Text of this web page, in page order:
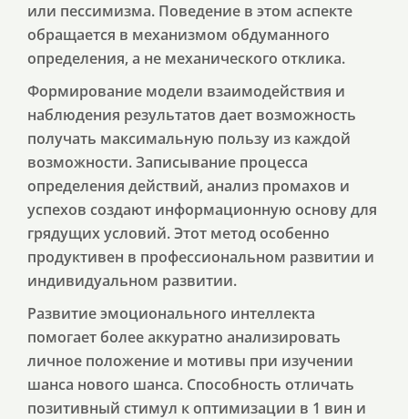
или пессимизма. Поведение в этом аспекте
обращается в механизмом обдуманного
определения, а не механического отклика.
Формирование модели взаимодействия и
наблюдения результатов дает возможность
получать максимальную пользу из каждой
возможности. Записывание процесса
определения действий, анализ промахов и
успехов создают информационную основу для
грядущих условий. Этот метод особенно
продуктивен в профессиональном развитии и
индивидуальном развитии.
Развитие эмоционального интеллекта
помогает более аккуратно анализировать
личное положение и мотивы при изучении
шанса нового шанса. Способность отличать
позитивный стимул к оптимизации в 1 вин и